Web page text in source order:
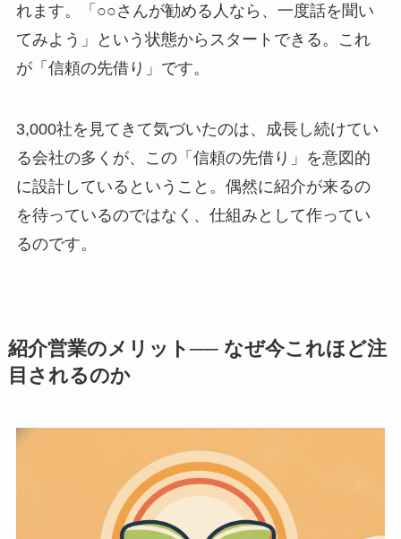
れます。「○○さんが勧める人なら、一度話を聞い
てみよう」という状態からスタートできる。これ
が「信頼の先借り」です。
3,000社を見てきて気づいたのは、成長し続けてい
る会社の多くが、この「信頼の先借り」を意図的
に設計しているということ。偶然に紹介が来るの
を待っているのではなく、仕組みとして作ってい
るのです。
紹介営業のメリット── なぜ今これほど注
目されるのか